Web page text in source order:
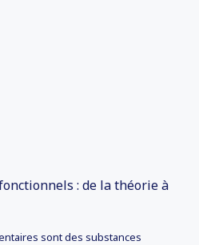
: de la théorie à
sont des substances